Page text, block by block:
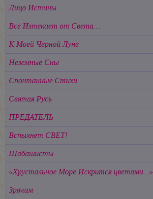
Лицо Истины
Всё Изтекает от Света…
К Моей Чёрной Луне
Неземные Сны
Спонтанные Стихи
Святая Русь
ПРЕДАТЕЛЬ
Вспыхнет СВЕТ!
Шабашисты
«Хрустальное Море Искрится цветами...»
Зрячим